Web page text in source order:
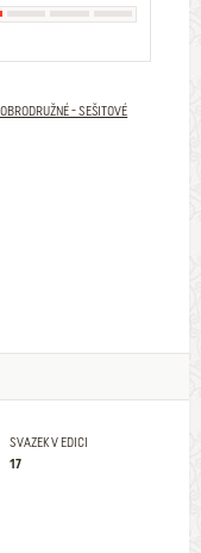
- SEŠITOVÉ
SVAZEK V EDICI
17